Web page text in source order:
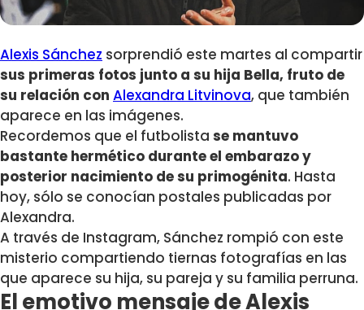
Alexis Sánchez sorprendió este martes al compartir
sus primeras fotos junto a su hija Bella, fruto de
su relación con Alexandra Litvinova, que también
aparece en las imágenes.
Recordemos que el futbolista se mantuvo
bastante hermético durante el embarazo y
posterior nacimiento de su primogénita. Hasta
hoy, sólo se conocían postales publicadas por
Alexandra.
A través de Instagram, Sánchez rompió con este
misterio compartiendo tiernas fotografías en las
que aparece su hija, su pareja y su familia perruna.
El emotivo mensaje de Alexis